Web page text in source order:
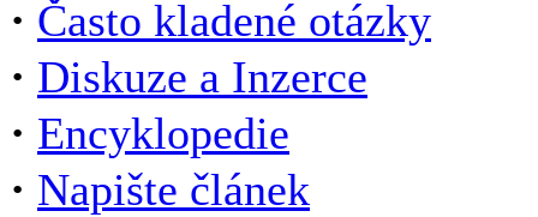
· Často kladené otázky
· Diskuze a Inzerce
· Encyklopedie
· Napište článek